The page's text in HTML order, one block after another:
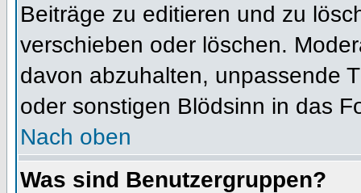
Beiträge zu editieren und zu
verschieben oder löschen.
davon abzuhalten, unpassende
oder sonstigen Blödsinn in das
Nach oben
Was sind Benutzergruppen?